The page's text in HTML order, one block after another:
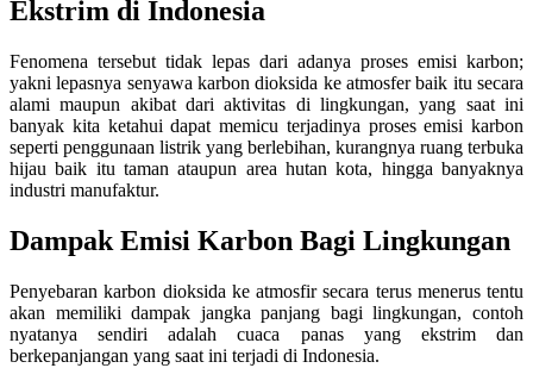
Ekstrim di Indonesia
Fenomena tersebut tidak lepas dari adanya proses emisi karbon;
yakni lepasnya senyawa karbon dioksida ke atmosfer baik itu secara
alami maupun akibat dari aktivitas di lingkungan, yang saat ini
banyak kita ketahui dapat memicu terjadinya proses emisi karbon
seperti penggunaan listrik yang berlebihan, kurangnya ruang terbuka
hijau baik itu taman ataupun area hutan kota, hingga banyaknya
industri manufaktur.
Dampak Emisi Karbon Bagi Lingkungan
Penyebaran karbon dioksida ke atmosfir secara terus menerus tentu
akan memiliki dampak jangka panjang bagi lingkungan, contoh
nyatanya sendiri adalah cuaca panas yang ekstrim dan
berkepanjangan yang saat ini terjadi di Indonesia.